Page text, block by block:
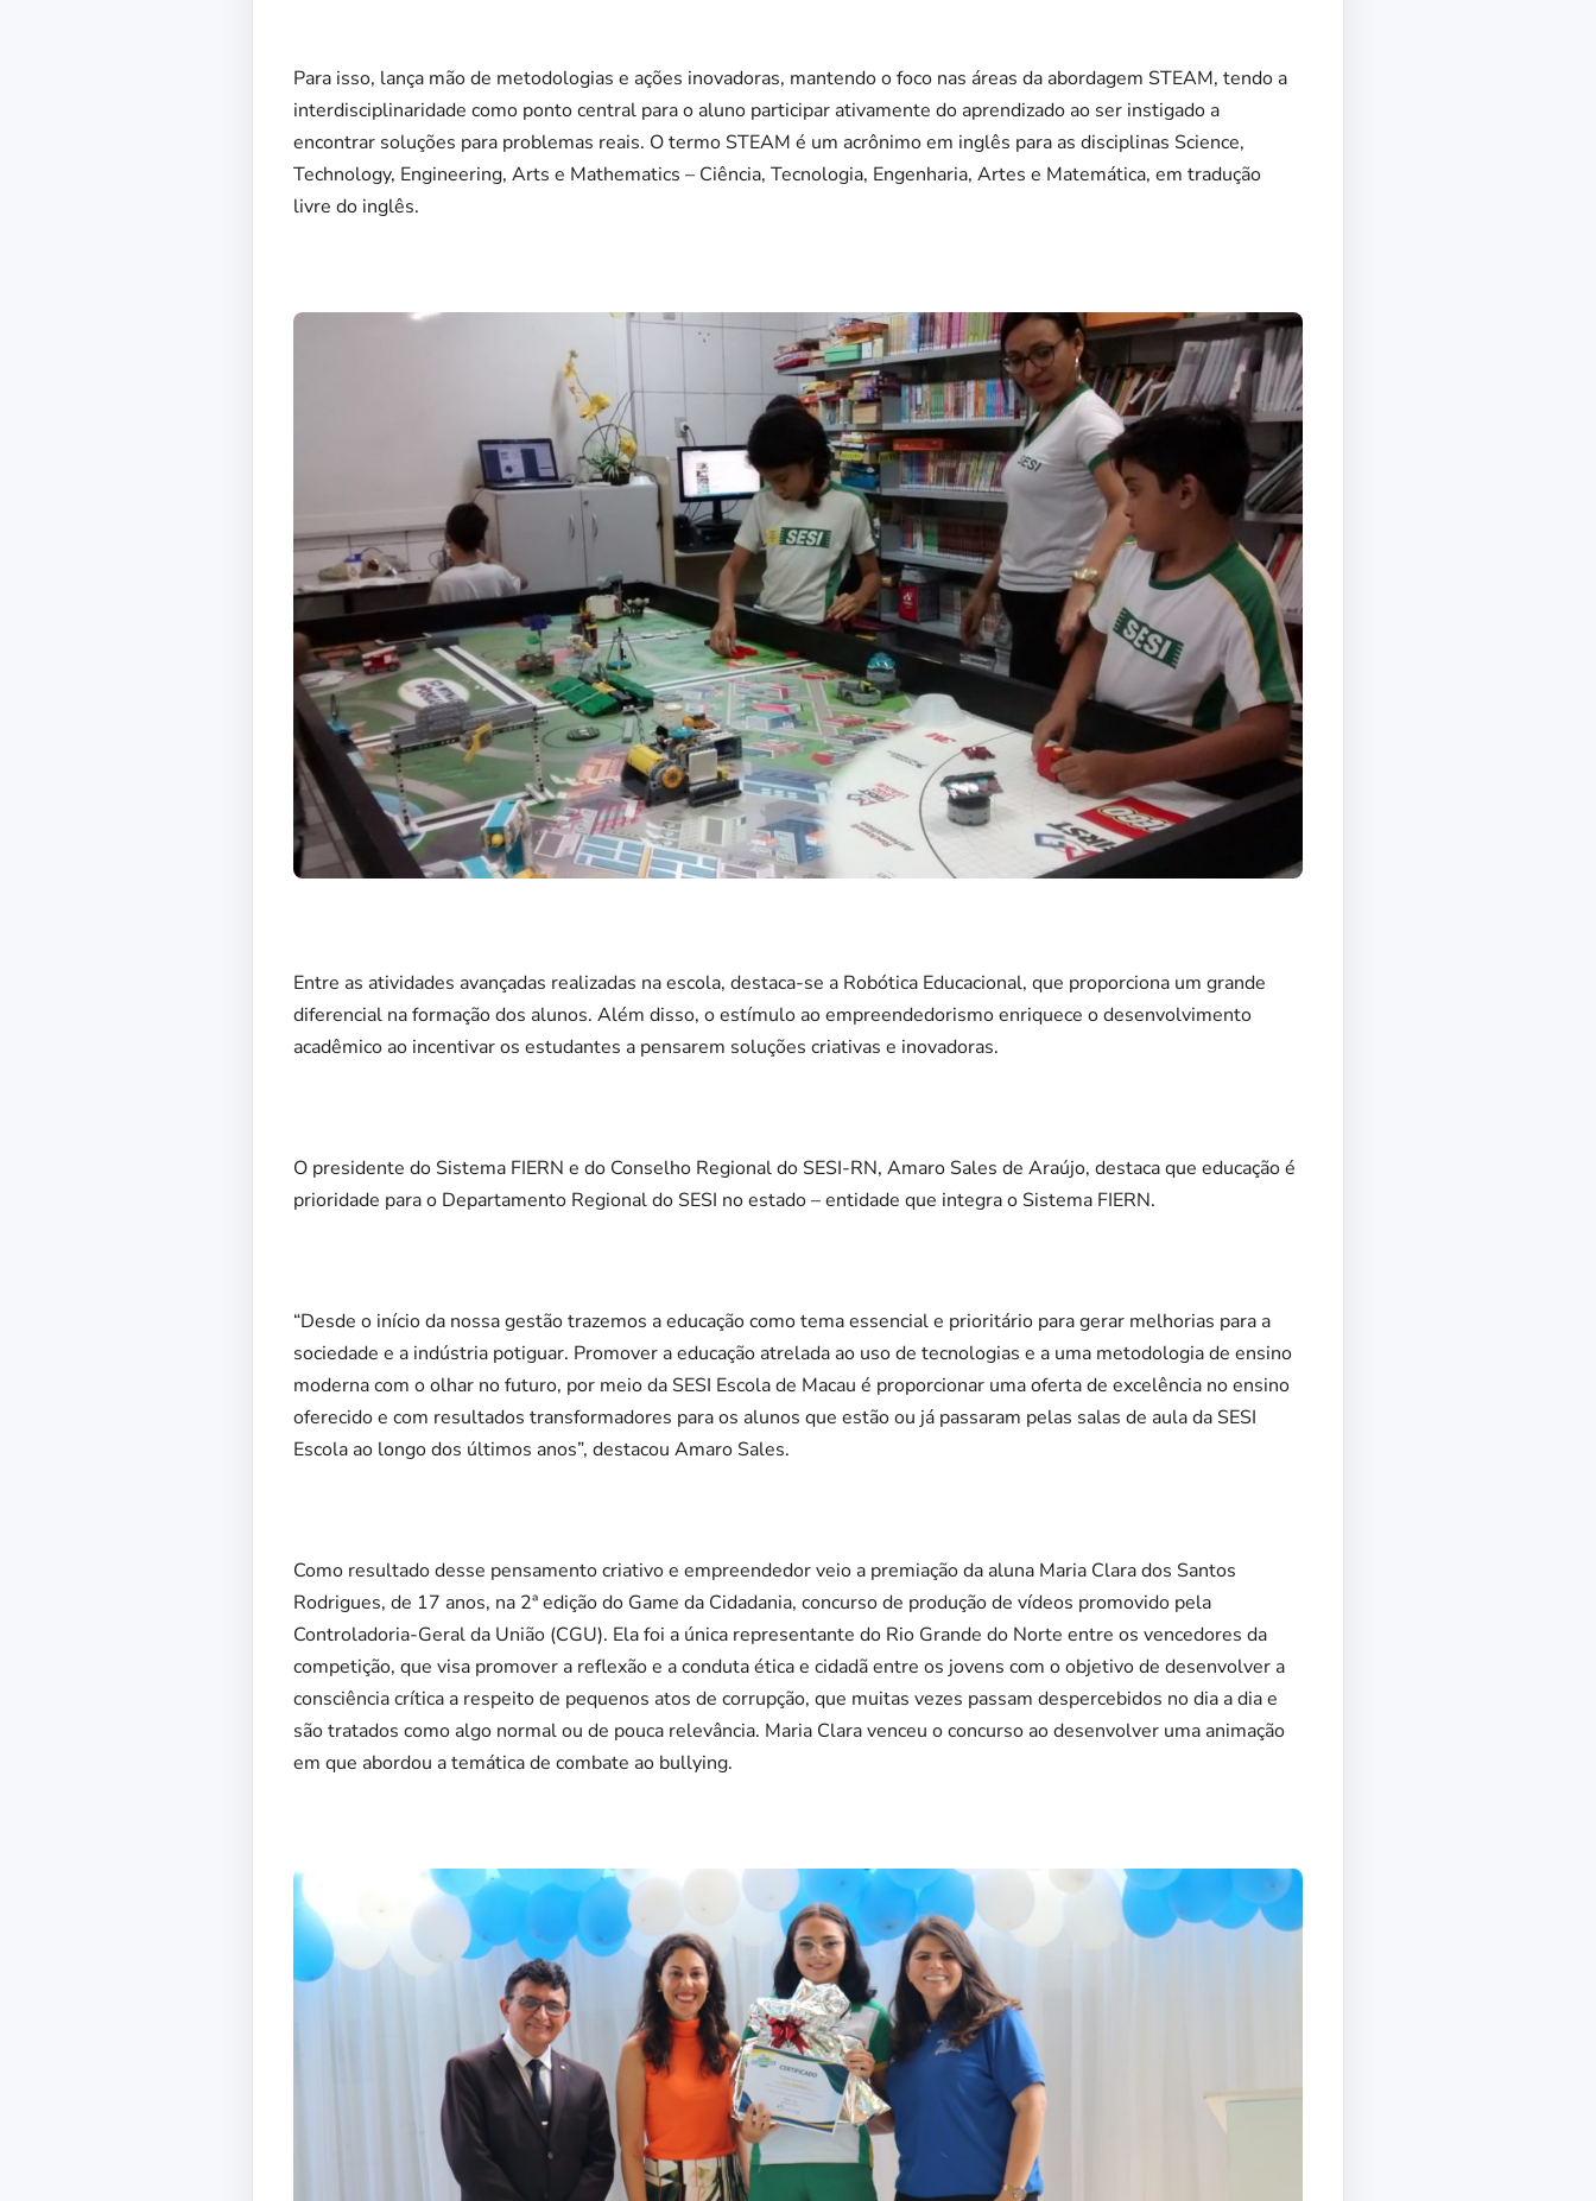
Para isso, lança mão de metodologias e ações inovadoras, mantendo o foco nas áreas da abordagem STEAM, tendo a
interdisciplinaridade como ponto central para o aluno participar ativamente do aprendizado ao ser instigado a
encontrar soluções para problemas reais. O termo STEAM é um acrônimo em inglês para as disciplinas Science,
Technology, Engineering, Arts e Mathematics – Ciência, Tecnologia, Engenharia, Artes e Matemática, em tradução
livre do inglês.
Entre as atividades avançadas realizadas na escola, destaca-se a Robótica Educacional, que proporciona um grande
diferencial na formação dos alunos. Além disso, o estímulo ao empreendedorismo enriquece o desenvolvimento
acadêmico ao incentivar os estudantes a pensarem soluções criativas e inovadoras.
O presidente do Sistema FIERN e do Conselho Regional do SESI-RN, Amaro Sales de Araújo, destaca que educação é
prioridade para o Departamento Regional do SESI no estado – entidade que integra o Sistema FIERN.
“Desde o início da nossa gestão trazemos a educação como tema essencial e prioritário para gerar melhorias para a
sociedade e a indústria potiguar. Promover a educação atrelada ao uso de tecnologias e a uma metodologia de ensino
moderna com o olhar no futuro, por meio da SESI Escola de Macau é proporcionar uma oferta de excelência no ensino
oferecido e com resultados transformadores para os alunos que estão ou já passaram pelas salas de aula da SESI
Escola ao longo dos últimos anos”, destacou Amaro Sales.
Como resultado desse pensamento criativo e empreendedor veio a premiação da aluna Maria Clara dos Santos
Rodrigues, de 17 anos, na 2ª edição do Game da Cidadania, concurso de produção de vídeos promovido pela
Controladoria-Geral da União (CGU). Ela foi a única representante do Rio Grande do Norte entre os vencedores da
competição, que visa promover a reflexão e a conduta ética e cidadã entre os jovens com o objetivo de desenvolver a
consciência crítica a respeito de pequenos atos de corrupção, que muitas vezes passam despercebidos no dia a dia e
são tratados como algo normal ou de pouca relevância. Maria Clara venceu o concurso ao desenvolver uma animação
em que abordou a temática de combate ao bullying.